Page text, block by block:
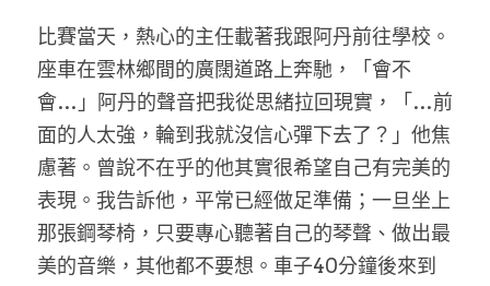
比賽當天，熱心的主任載著我跟阿丹前往學校。
座車在雲林鄉間的廣闊道路上奔馳，「會不
會…」阿丹的聲音把我從思緒拉回現實，「…前
面的人太強，輪到我就沒信心彈下去了？」他焦
慮著。曾說不在乎的他其實很希望自己有完美的
表現。我告訴他，平常已經做足準備；一旦坐上
那張鋼琴椅，只要專心聽著自己的琴聲、做出最
美的音樂，其他都不要想。車子40分鐘後來到